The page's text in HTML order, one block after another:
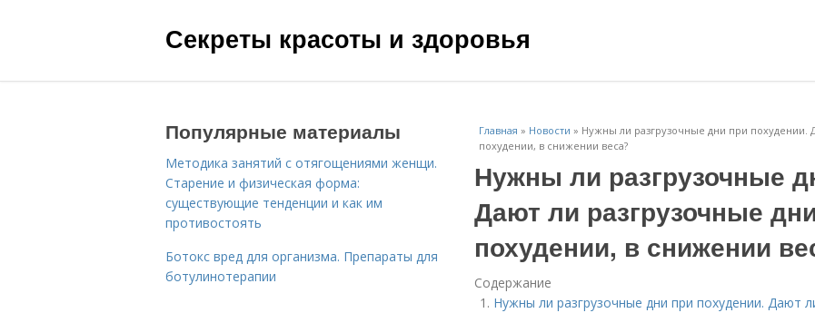
Секреты красоты и здоровья
Главная » Новости » Нужны ли разгрузочные дни при похудении.
похудении, в снижении веса?
Нужны ли разгрузочные
Дают ли разгрузочные
похудении, в снижении
Содержание
Нужны ли разгрузочные дни при похудении. Дают
Популярные материалы
Методика занятий с отягощениями женщи.
Старение и физическая форма:
существующие тенденции и как им
противостоять
Ботокс вред для организма. Препараты для
ботулинотерапии